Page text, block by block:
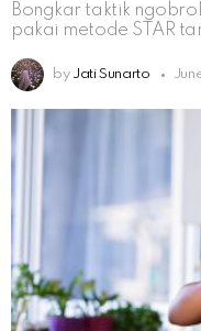
Bongkar taktik
pakai metode STAR
by Jati Sunarto